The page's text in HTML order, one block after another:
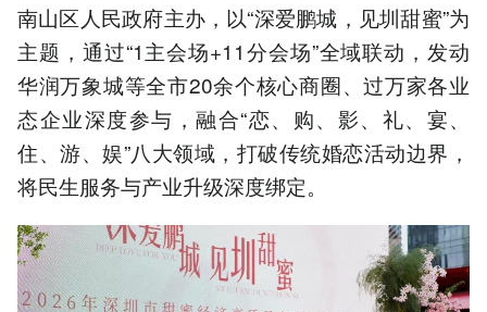
南山区人民政府主办，以“深爱鹏城，见圳甜蜜”为
主题，通过“1主会场+11分会场”全域联动，发动
华润万象城等全市20余个核心商圈、过万家各业
态企业深度参与，融合“恋、购、影、礼、宴、
住、游、娱”八大领域，打破传统婚恋活动边界，
将民生服务与产业升级深度绑定。